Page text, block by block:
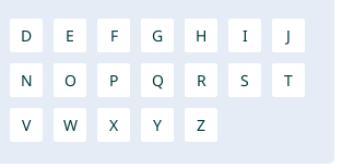
D E F G H I J
N O P Q R S T
V W X Y Z